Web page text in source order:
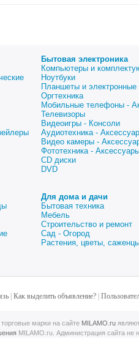
Бытовая электроника
Компьютеры и
Ноутбуки
Планшеты и электронные
Оргтехника
Мобильные телефоны -
Телевизоры
Видеоигры - Консоли
Аудиотехника -
Видео камеры -
Фототехника -
CD диски
DVD
Для дома и дачи
Бытовая техника
Мебель
Строительство и ремонт
Сад - Огород
Растения, цветы,
| Как выделить объявление?|
марки на сайте MILAMO.ru
MILAMO.ru. Администрация сайта не